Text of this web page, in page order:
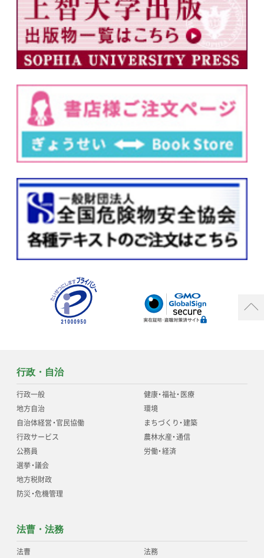
行政・自治
行政一般
地方自治
自治体経営・官民協働
行政サービス
公務員
選挙・議会
地方税財政
防災・危機管理
健康・福祉・医療
環境
まちづくり・建築
農林水産・通信
労働・経済
法曹・法務
法曹 法務